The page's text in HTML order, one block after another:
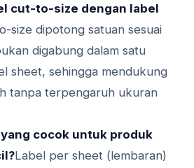
cut-to-size dengan label
size dipotong satuan sesuai
digabung dalam satu
sheet, sehingga mendukung
tanpa terpengaruh ukuran
cocok untuk produk
Label per sheet (lembaran)